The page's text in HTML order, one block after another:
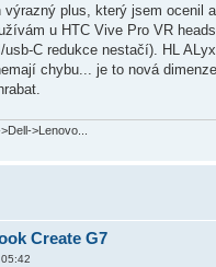
výrazný plus, který jsem ocenil
u HTC Vive Pro VR
usb-C redukce nestačí). HL
chybu... je to nová
>Lenovo...
Create G7